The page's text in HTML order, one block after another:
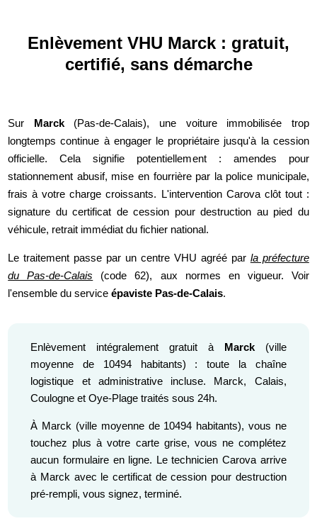
Enlèvement VHU Marck : gratuit,
certifié, sans démarche
Sur Marck(Pas-de-Calais), une voiture immobilisée trop
longtemps continue à engager le propriétaire jusqu'à la cession
officielle. Cela signifie potentiellement : amendes pour
stationnement abusif, mise en fourrière par la police municipale,
frais à votre charge croissants. L'intervention Carova clôt tout :
signature du certificat de cession pour destruction au pied du
véhicule, retrait immédiat du fichier national.
Le traitement passe par un centre VHU agréé par la préfecture
du Pas-de-Calais (code 62), aux normes en vigueur. Voir
l'ensemble du serviceépaviste Pas-de-Calais.
Enlèvement intégralement gratuit à Marck(ville
moyenne de 10494 habitants) : toute la chaîne
logistique et administrative incluse. Marck, Calais,
Coulogne et Oye-Plage traités sous 24h.
À Marck (ville moyenne de 10494 habitants), vous ne
touchez plus à votre carte grise, vous ne complétez
aucun formulaire en ligne. Le technicien Carova arrive
à Marck avec le certificat de cession pour destruction
pré-rempli, vous signez, terminé.